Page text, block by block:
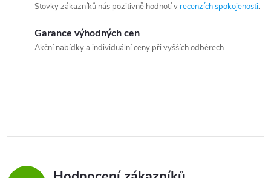
Stovky zákazníků nás pozitivně hodnotí v recenzích spokojenosti.
Garance výhodných cen
Akční nabídky a individuální ceny při vyšších odběrech.